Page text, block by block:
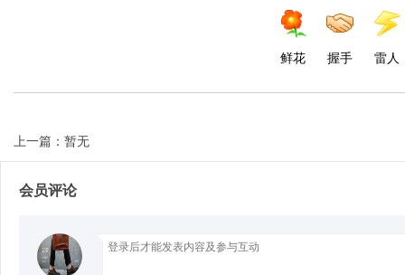
d
鲜花 握手 雷人
上一篇：暂无
会员评论